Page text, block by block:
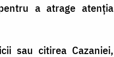
a atrage atenția
sau citirea Cazaniei,